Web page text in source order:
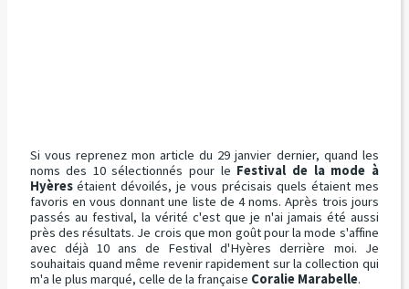
Si vous reprenez mon article du 29 janvier dernier, quand les
noms des 10 sélectionnés pour le Festival de la mode à
Hyèresétaient dévoilés, je vous précisais quels étaient mes
favoris en vous donnant une liste de 4 noms. Après trois jours
passés au festival, la vérité c'est que je n'ai jamais été aussi
près des résultats. Je crois que mon goût pour la mode s'affine
avec déjà 10 ans de Festival d'Hyères derrière moi. Je
souhaitais quand même revenir rapidement sur la collection qui
m'a le plus marqué, celle de la française Coralie Marabelle.